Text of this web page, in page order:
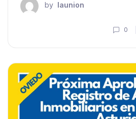
by launion
0